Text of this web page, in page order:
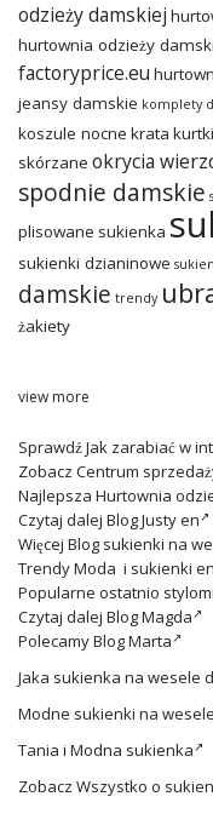
odzieży damskiej
hurtownia odzieży
factoryprice.eu
jeansy damskie komplety
koszule nocne krata kurtki
skórzane okrycia
spodnie damskie
plisowane sukienka
sukienki dzianinowe
damskie trendy
żakiety
view more
SprawdźJak zarabiać w
Zobacz Centrum
Najlepsza Hurtownia
Czytaj dalej Blog Justy en
Więcej Blog sukienki na
TrendyModa i sukienki en
Popularne ostatnio
Czytaj dalej Blog Magda
PolecamyBlog Marta
Jaka sukienka na wesele
Modne sukienki na wesele
Tania i Modna sukienka
Zobacz Wszystko o